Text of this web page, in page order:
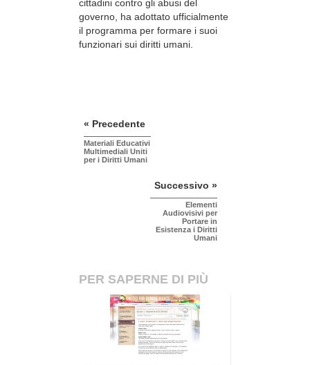
cittadini contro gli abusi del
governo, ha adottato ufficialmente
il programma per formare i suoi
funzionari sui diritti umani.
« Precedente
Materiali Educativi
Multimediali Uniti
per i Diritti Umani
Successivo »
Elementi
Audiovisivi per
Portare in
Esistenza i Diritti
Umani
PER SAPERNE DI PIÙ